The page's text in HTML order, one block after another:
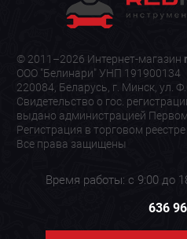
© 2011–2026 Интернет-магазин
ООО "Белинари" УНП 191900134
220084, Беларусь, г. Минск, ул.
Свидетельство о гос.
выдано администрацией
Регистрация в торговом
Все права защищены
Время работы: с 9:00 до
636